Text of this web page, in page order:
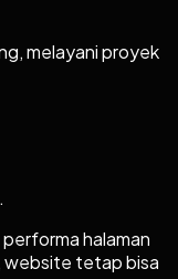
melayani proyek
halaman
website tetap bisa